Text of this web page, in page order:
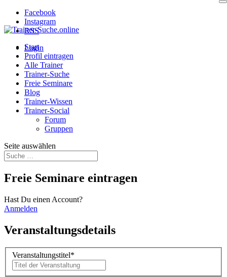
Facebook
Instagram
RSS
Login
Start
Profil eintragen
Alle Trainer
Trainer-Suche
Freie Seminare
Blog
Trainer-Wissen
Trainer-Social
Forum
Gruppen
Seite auswählen
Freie Seminare eintragen
Hast Du einen Account?
Anmelden
Veranstaltungsdetails
Veranstaltungstitel*